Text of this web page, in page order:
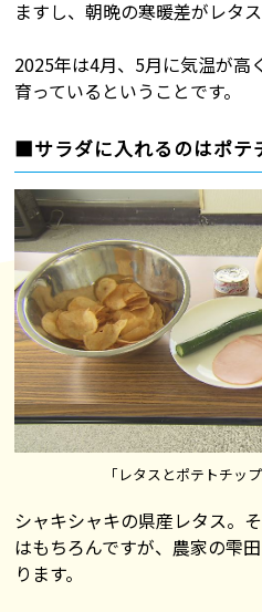
ますし、朝晩の寒暖差がレタ
2025年は4月、5月に気温が高
育っているということです。
■サラダに入れるのはポテ
「レタスとポテトチッ
シャキシャキの県産レタス。
はもちろんですが、農家の雫
ります。